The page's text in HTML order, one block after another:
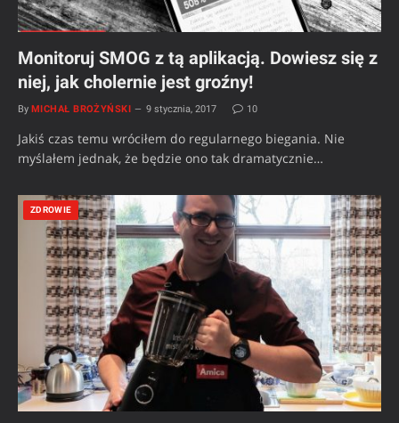
Monitoruj SMOG z tą aplikacją. Dowiesz się z
niej, jak cholernie jest groźny!
By MICHAŁ BROŻYŃSKI 9 stycznia, 2017 10
Jakiś czas temu wróciłem do regularnego biegania. Nie
myślałem jednak, że będzie ono tak dramatycznie…
ZDROWIE